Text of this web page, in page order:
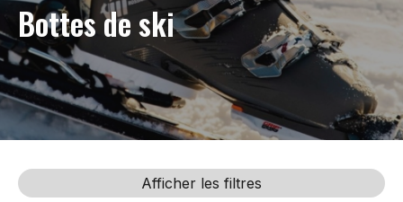
Bottes de ski
Afficher les filtres